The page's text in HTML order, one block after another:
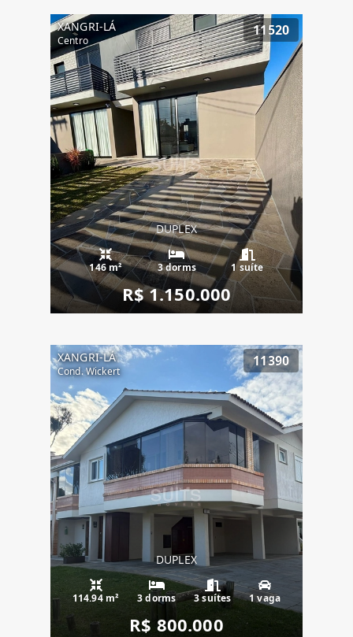
XANGRI-LÁ
Centro
11520
DUPLEX
146 m² 3 dorms 1 suíte
R$ 1.150.000
XANGRI-LÁ
Cond. Wickert
11390
DUPLEX
114.94 m² 3 dorms 3 suítes 1 vaga
R$ 800.000